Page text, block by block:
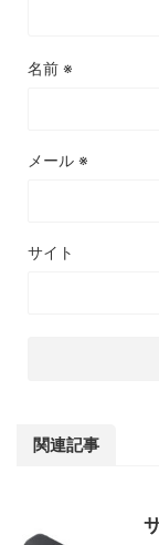
名前 ※
メール ※
サイト
関連記事